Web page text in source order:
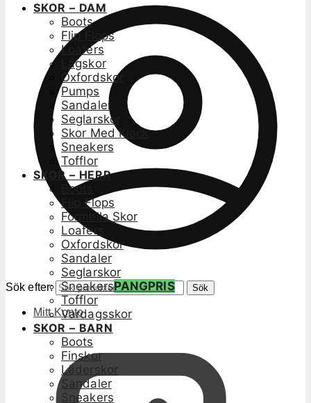
Sök efter: Sök
Mitt Konto
SKOR – DAM
Boots
Flip Flops
Loafers
Lågskor
Oxfordskor
Pumps
Sandaler
Seglarskor
Skor Med Klack
Sneakers
Tofflor
SKOR – HERR
Boots
Flip Flops
Formella Skor
Loafers
Oxfordskor
Sandaler
Seglarskor
SneakersPANGPRIS
Tofflor
Vardagsskor
SKOR – BARN
Boots
Finskor
Läderskor
Sandaler
Sneakers